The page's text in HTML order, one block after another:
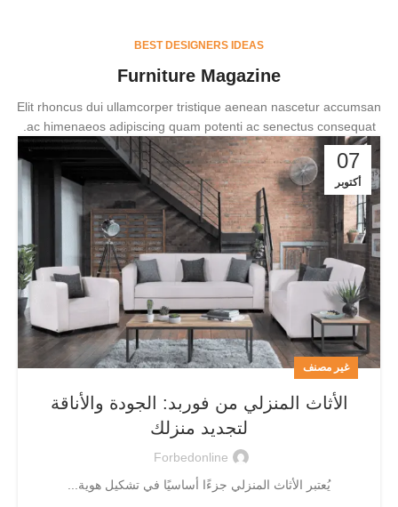
BEST DESIGNERS IDEAS
Furniture Magazine
Elit rhoncus dui ullamcorper tristique aenean nascetur accumsan
ac himenaeos adipiscing quam potenti ac senectus consequat.
07
أكتوبر
غير مصنف
الأثاث المنزلي من فوربد: الجودة والأناقة
لتجديد منزلك
Forbedonline
يُعتبر الأثاث المنزلي جزءًا أساسيًا في تشكيل هوية...